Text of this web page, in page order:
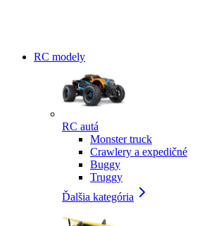
RC modely
RC autá
Monster truck
Crawlery a expedičné
Buggy
Truggy
Ďalšia kategória